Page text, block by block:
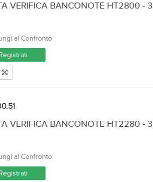
VERIFICA BANCONOTE HT2800 -
al Confronto
Registrati
VERIFICA BANCONOTE HT2280 -
al Confronto
Registrati